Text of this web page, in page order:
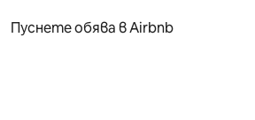
Пуснете обява в Airbnb